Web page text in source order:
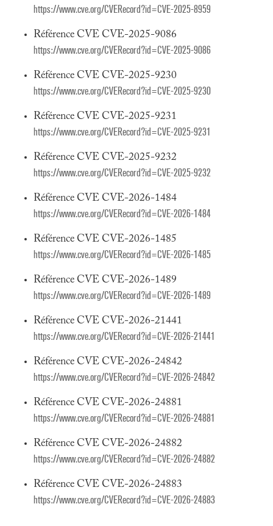
https://www.cve.org/CVERecord?id=CVE-2025-8959
Référence CVE CVE-2025-9086
https://www.cve.org/CVERecord?id=CVE-2025-9086
Référence CVE CVE-2025-9230
https://www.cve.org/CVERecord?id=CVE-2025-9230
Référence CVE CVE-2025-9231
https://www.cve.org/CVERecord?id=CVE-2025-9231
Référence CVE CVE-2025-9232
https://www.cve.org/CVERecord?id=CVE-2025-9232
Référence CVE CVE-2026-1484
https://www.cve.org/CVERecord?id=CVE-2026-1484
Référence CVE CVE-2026-1485
https://www.cve.org/CVERecord?id=CVE-2026-1485
Référence CVE CVE-2026-1489
https://www.cve.org/CVERecord?id=CVE-2026-1489
Référence CVE CVE-2026-21441
https://www.cve.org/CVERecord?id=CVE-2026-21441
Référence CVE CVE-2026-24842
https://www.cve.org/CVERecord?id=CVE-2026-24842
Référence CVE CVE-2026-24881
https://www.cve.org/CVERecord?id=CVE-2026-24881
Référence CVE CVE-2026-24882
https://www.cve.org/CVERecord?id=CVE-2026-24882
Référence CVE CVE-2026-24883
https://www.cve.org/CVERecord?id=CVE-2026-24883